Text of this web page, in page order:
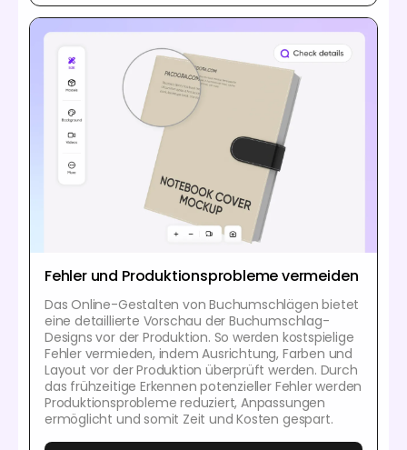
Fehler und Produktionsprobleme vermeiden
Das Online-Gestalten von Buchumschlägen bietet
eine detaillierte Vorschau der Buchumschlag-
Designs vor der Produktion. So werden kostspielige
Fehler vermieden, indem Ausrichtung, Farben und
Layout vor der Produktion überprüft werden. Durch
das frühzeitige Erkennen potenzieller Fehler werden
Produktionsprobleme reduziert, Anpassungen
ermöglicht und somit Zeit und Kosten gespart.